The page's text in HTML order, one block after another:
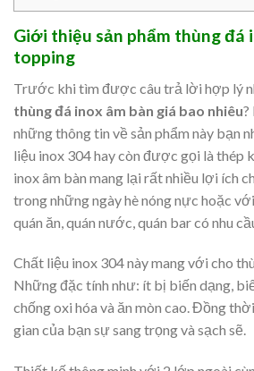
Giới thiệu sản phẩm thùng đá
topping
Trước khi tìm được câu trả lời hợp lý
thùng đá inox âm bàn giá bao nhiêu?
những thông tin về sản phẩm này bạn
liệu inox 304 hay còn được gọi là thép
inox âm bàn mang lại rất nhiều lợi ích
trong những ngày hè nóng nực hoặc
quán ăn, quán nước, quán bar có nhu
Chất liệu inox 304 này mang với cho
Những đặc tính như: ít bị biến dạng,
chống oxi hóa và ăn mòn cao. Đồng
gian của bạn sự sang trọng và sạch sẽ.